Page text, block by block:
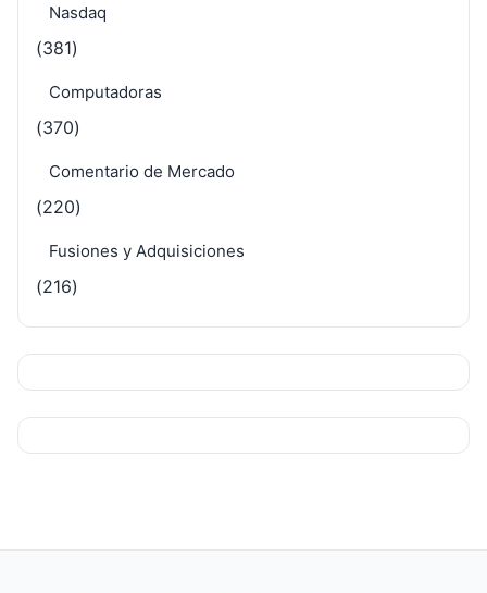
Nasdaq
(381)
Computadoras
(370)
Comentario de Mercado
(220)
Fusiones y Adquisiciones
(216)